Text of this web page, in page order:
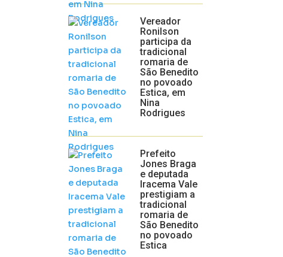
Vereador
Ronilson
participa da
tradicional
romaria de
São Benedito
no povoado
Estica, em
Nina
Rodrigues
Prefeito
Jones Braga
e deputada
Iracema Vale
prestigiam a
tradicional
romaria de
São Benedito
no povoado
Estica